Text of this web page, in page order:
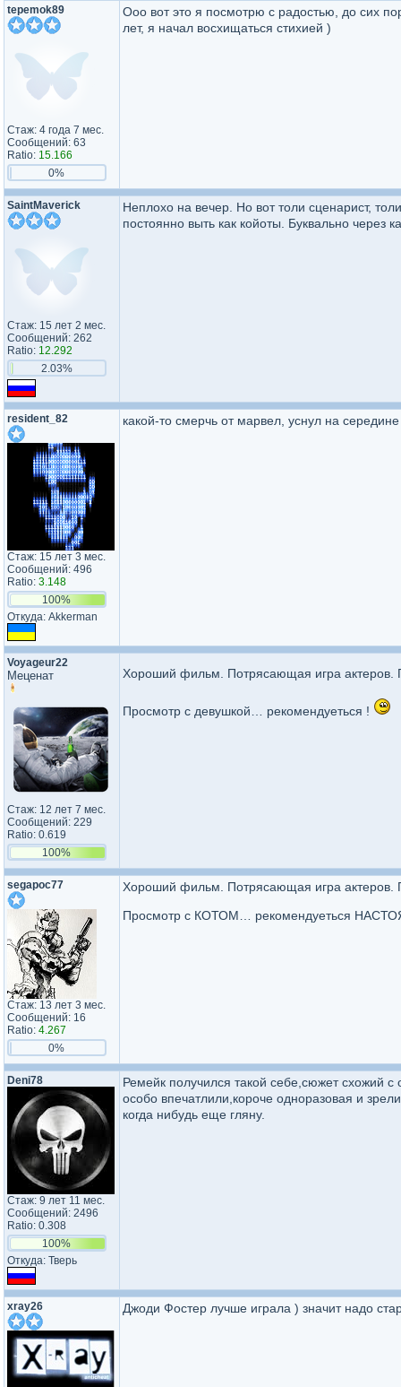
tepemok89
Стаж: 4 года 7 мес.
Сообщений: 63
Ratio: 15.166
0%
Ооо вот это я посмотрю с радостью, до сих
лет, я начал восхищаться стихией )
SaintMaverick
Стаж: 15 лет 2 мес.
Сообщений: 262
Ratio: 12.292
2.03%
Неплохо на вечер. Но вот толи сценарист,
постоянно выть как койоты. Буквально
resident_82
Стаж: 15 лет 3 мес.
Сообщений: 496
Ratio: 3.148
100%
Откуда: Akkerman
какой-то смерчь от марвел, уснул на
Voyageur22
Меценат
Стаж: 12 лет 7 мес.
Сообщений: 229
Ratio: 0.619
100%
Хороший фильм. Потрясающая игра
Просмотр с девушкой… рекомендуеться !
segapoc77
Стаж: 13 лет 3 мес.
Сообщений: 16
Ratio: 4.267
0%
Хороший фильм. Потрясающая игра актеров.
Просмотр с КОТОМ… рекомендуеться
Deni78
Стаж: 9 лет 11 мес.
Сообщений: 2496
Ratio: 0.308
100%
Откуда: Тверь
Ремейк получился такой себе,сюжет схожий
особо впечатлили,короче одноразовая и
когда нибудь еще гляну.
xray26 Джоди Фостер лучше играла ) значит надо